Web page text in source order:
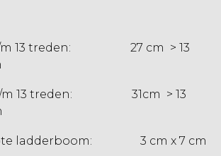
m 13 treden: 27 cm > 13
t/m 13 treden: 31cm > 13
ladderboom: 3 cm x 7 cm